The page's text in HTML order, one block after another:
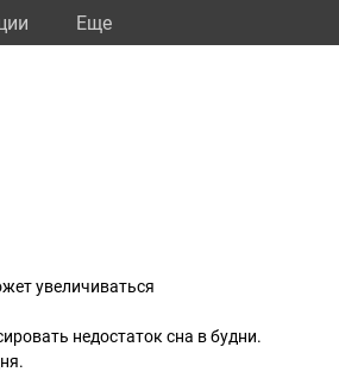
Eще
увеличиваться
недостаток сна в будни.